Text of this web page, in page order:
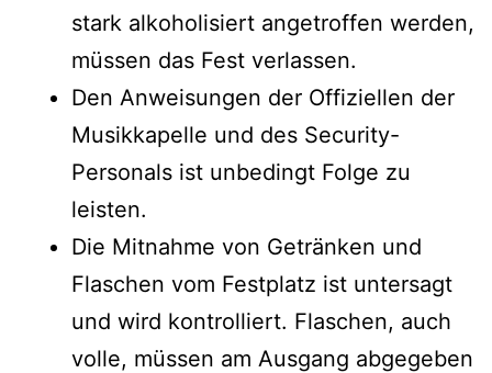
stark alkoholisiert angetroffen werden,
müssen das Fest verlassen.
Den Anweisungen der Offiziellen der
Musikkapelle und des Security-
Personals ist unbedingt Folge zu
leisten.
Die Mitnahme von Getränken und
Flaschen vom Festplatz ist untersagt
und wird kontrolliert. Flaschen, auch
volle, müssen am Ausgang abgegeben